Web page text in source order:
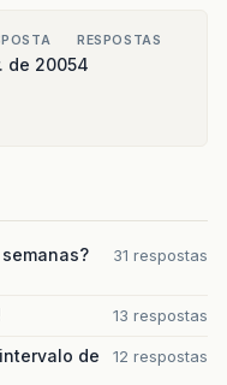
de 2005
RESPOSTAS
4
31 respostas
13 respostas
de
12 respostas